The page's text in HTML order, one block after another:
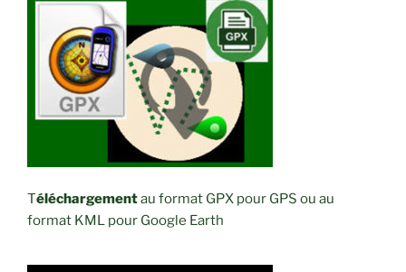
Téléchargementau format GPX pour GPS ou au
format KML pour Google Earth